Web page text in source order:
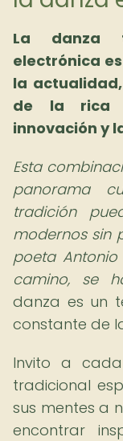
La danza
electrónica
la
de la rica
innovación y
Esta
panorama
tradición
modernos sin
poeta
camino, se
danza es un
constante de
Invito a
tradicional
sus mentes a
encontrar